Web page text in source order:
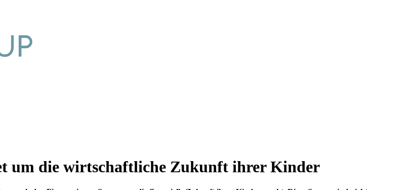
um die wirtschaftliche Zukunft ihrer Kinder